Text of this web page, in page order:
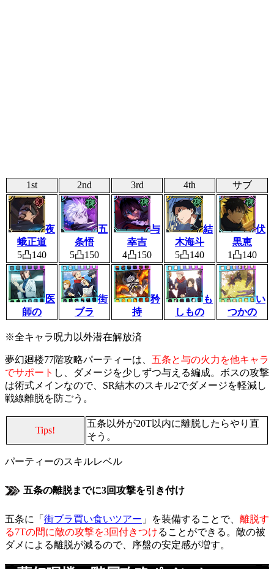
1st 2nd 3rd 4th サブ
夜
蛾正道
5凸140
五
条悟
5凸150
与
幸吉
4凸150
結
木海斗
5凸140
伏
黒恵
1凸140
医
師の
街
ブラ
矜
持
も
しもの
い
つかの
※全キャラ呪力以外潜在解放済
夢幻廻楼77階攻略パーティーは、 五条と与の火力を他キャラ
でサポート し、ダメージを少しずつ与える編成。ボスの攻撃
は術式メインなので、SR結木のスキル2でダメージを軽減し
戦線離脱を防ごう。
Tips!
五条以外が20T以内に離脱したらやり直
そう。
パーティーのスキルレベル
五条の離脱までに3回攻撃を引き付け
五条に「 街ブラ買い食いツアー 」を装備することで、 離脱す
る7Tの間に敵の攻撃を3回付きつけることができる。敵の被
ダメによる離脱が減るので、序盤の安定感が増す。